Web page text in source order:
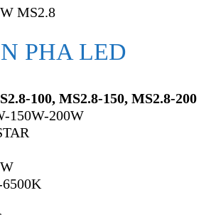
PHA LED
100, MS2.8-150, MS2.8-200
150W-200W